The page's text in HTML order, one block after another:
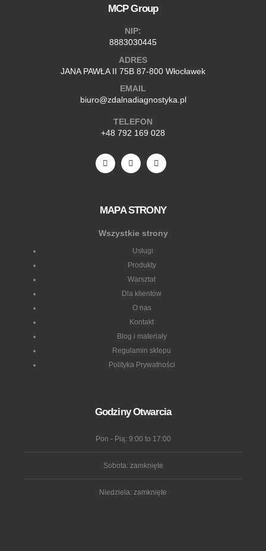
MCP Group
NIP:
8883030445
ADRES
JANA PAWŁA II 75B 87-800 Włocławek
EMAIL
biuro@zdalnadiagnostyka.pl
TELEFON
+48 792 169 028
MAPA STRONY
Wszystkie strony
Usługi
Produkty
Warsztat
Dla klientów
O nas
Kontakt
Blog i materiały
Regulamin sklepu
Polityka Prywatności
Godziny Otwarcia
Pon - Pią: 9:00 to 17:00
Sobota: zamknięte
Niedziela: zamknięte